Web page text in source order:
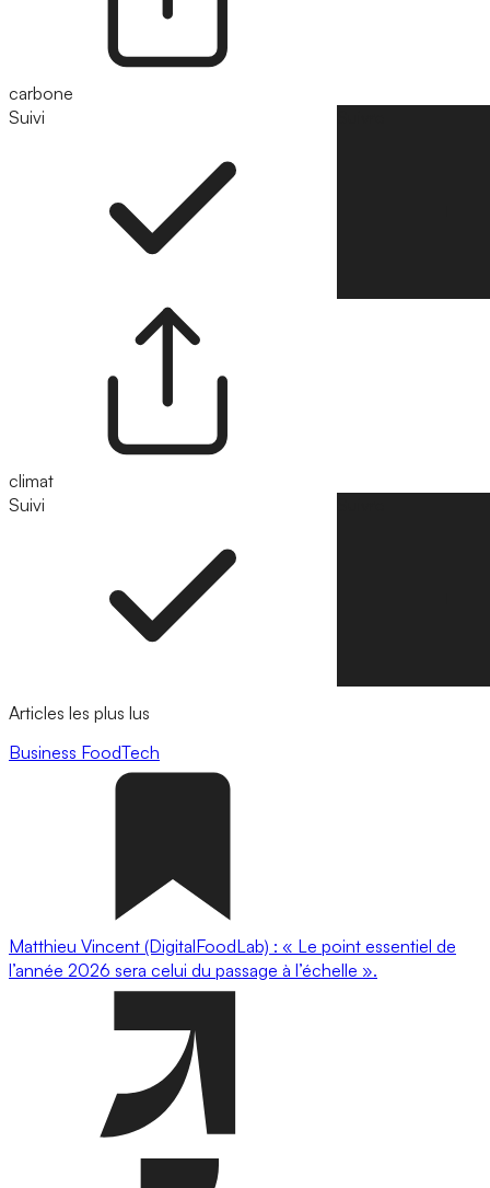
carbone
Suivi
climat
Suivi
Articles les plus lus
Business FoodTech
Matthieu Vincent (DigitalFoodLab) : « Le point essentiel de
l’année 2026 sera celui du passage à l’échelle ».